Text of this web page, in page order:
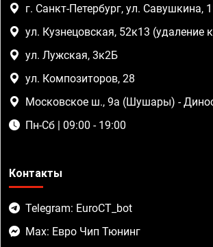
г. Санкт-Петербург, ул. Савушкина,
ул. Кузнецовская, 52к13 (удаление
ул. Лужская, 3к2Б
ул. Композиторов, 28
Московское ш., 9а (Шушары) -
Пн-Сб | 09:00 - 19:00
Контакты
Telegram: EuroCT_bot
Max: Евро Чип Тюнинг